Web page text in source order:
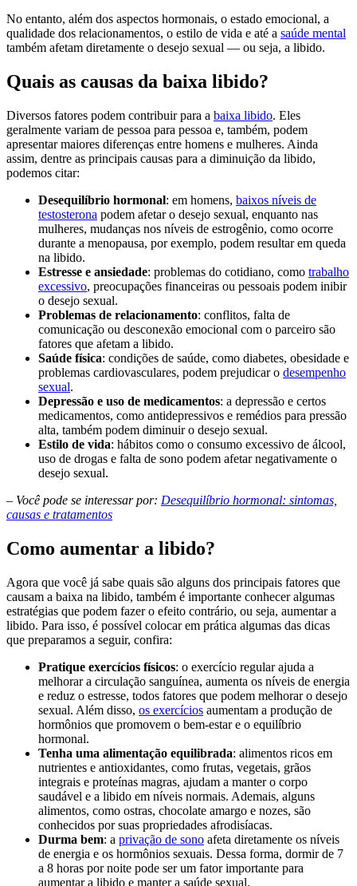
No entanto, além dos aspectos hormonais, o estado emocional, a
qualidade dos relacionamentos, o estilo de vida e até a saúde mental
também afetam diretamente o desejo sexual — ou seja, a libido.
Quais as causas da baixa libido?
Diversos fatores podem contribuir para a baixa libido. Eles
geralmente variam de pessoa para pessoa e, também, podem
apresentar maiores diferenças entre homens e mulheres. Ainda
assim, dentre as principais causas para a diminuição da libido,
podemos citar:
Desequilíbrio hormonal: em homens, baixos níveis de
testosterona podem afetar o desejo sexual, enquanto nas
mulheres, mudanças nos níveis de estrogênio, como ocorre
durante a menopausa, por exemplo, podem resultar em queda
na libido.
Estresse e ansiedade: problemas do cotidiano, como trabalho
excessivo, preocupações financeiras ou pessoais podem inibir
o desejo sexual.
Problemas de relacionamento: conflitos, falta de
comunicação ou desconexão emocional com o parceiro são
fatores que afetam a libido.
Saúde física: condições de saúde, como diabetes, obesidade e
problemas cardiovasculares, podem prejudicar o desempenho
sexual.
Depressão e uso de medicamentos: a depressão e certos
medicamentos, como antidepressivos e remédios para pressão
alta, também podem diminuir o desejo sexual.
Estilo de vida: hábitos como o consumo excessivo de álcool,
uso de drogas e falta de sono podem afetar negativamente o
desejo sexual.
– Você pode se interessar por: Desequilíbrio hormonal: sintomas,
causas e tratamentos
Como aumentar a libido?
Agora que você já sabe quais são alguns dos principais fatores que
causam a baixa na libido, também é importante conhecer algumas
estratégias que podem fazer o efeito contrário, ou seja, aumentar a
libido. Para isso, é possível colocar em prática algumas das dicas
que preparamos a seguir, confira:
Pratique exercícios físicos: o exercício regular ajuda a
melhorar a circulação sanguínea, aumenta os níveis de energia
e reduz o estresse, todos fatores que podem melhorar o desejo
sexual. Além disso, os exercícios aumentam a produção de
hormônios que promovem o bem-estar e o equilíbrio
hormonal.
Tenha uma alimentação equilibrada: alimentos ricos em
nutrientes e antioxidantes, como frutas, vegetais, grãos
integrais e proteínas magras, ajudam a manter o corpo
saudável e a libido em níveis normais. Ademais, alguns
alimentos, como ostras, chocolate amargo e nozes, são
conhecidos por suas propriedades afrodisíacas.
Durma bem: a privação de sono afeta diretamente os níveis
de energia e os hormônios sexuais. Dessa forma, dormir de 7
a 8 horas por noite pode ser um fator importante para
aumentar a libido e manter a saúde sexual.